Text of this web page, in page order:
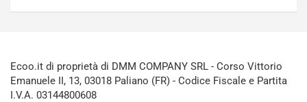
Ecoo.it di proprietà di DMM COMPANY SRL - Corso Vittorio
Emanuele II, 13, 03018 Paliano (FR) - Codice Fiscale e Partita
I.V.A. 03144800608